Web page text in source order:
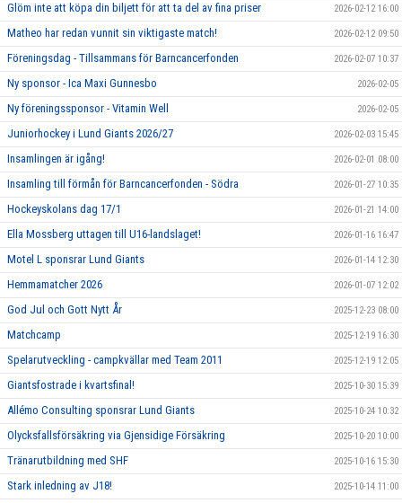
Glöm inte att köpa din biljett för att ta del av fina priser 2026-02-12 16:00
Matheo har redan vunnit sin viktigaste match! 2026-02-12 09:50
Föreningsdag - Tillsammans för Barncancerfonden 2026-02-07 10:37
Ny sponsor - Ica Maxi Gunnesbo 2026-02-05
Ny föreningssponsor - Vitamin Well 2026-02-05
Juniorhockey i Lund Giants 2026/27 2026-02-03 15:45
Insamlingen är igång! 2026-02-01 08:00
Insamling till förmån för Barncancerfonden - Södra 2026-01-27 10:35
Hockeyskolans dag 17/1 2026-01-21 14:00
Ella Mossberg uttagen till U16-landslaget! 2026-01-16 16:47
Motel L sponsrar Lund Giants 2026-01-14 12:30
Hemmamatcher 2026 2026-01-07 12:02
God Jul och Gott Nytt År 2025-12-23 08:00
Matchcamp 2025-12-19 16:30
Spelarutveckling - campkvällar med Team 2011 2025-12-19 12:05
Giantsfostrade i kvartsfinal! 2025-10-30 15:39
Allémo Consulting sponsrar Lund Giants 2025-10-24 10:32
Olycksfallsförsäkring via Gjensidige Försäkring 2025-10-20 10:00
Tränarutbildning med SHF 2025-10-16 15:30
Stark inledning av J18! 2025-10-14 11:00